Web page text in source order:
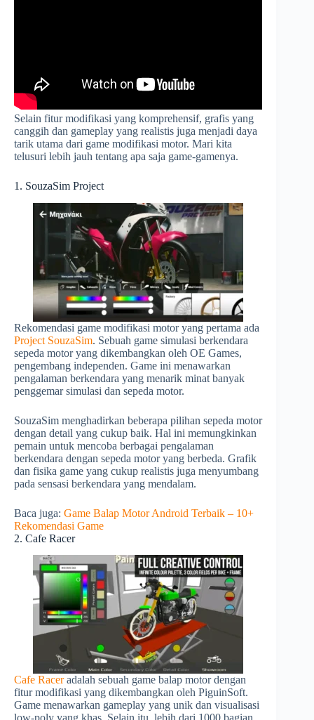
Selain fitur modifikasi yang komprehensif, grafis yang
canggih dan gameplay yang realistis juga menjadi daya
tarik utama dari game modifikasi motor. Mari kita
telusuri lebih jauh tentang apa saja game-gamenya.
1. SouzaSim Project
Rekomendasi game modifikasi motor yang pertama ada
Project SouzaSim. Sebuah game simulasi berkendara
sepeda motor yang dikembangkan oleh OE Games,
pengembang independen. Game ini menawarkan
pengalaman berkendara yang menarik minat banyak
penggemar simulasi dan sepeda motor.
SouzaSim menghadirkan beberapa pilihan sepeda motor
dengan detail yang cukup baik. Hal ini memungkinkan
pemain untuk mencoba berbagai pengalaman
berkendara dengan sepeda motor yang berbeda. Grafik
dan fisika game yang cukup realistis juga menyumbang
pada sensasi berkendara yang mendalam.
Baca juga: Game Balap Motor Android Terbaik – 10+
Rekomendasi Game
2. Cafe Racer
Cafe Raceradalah sebuah game balap motor dengan
fitur modifikasi yang dikembangkan oleh PiguinSoft.
Game menawarkan gameplay yang unik dan visualisasi